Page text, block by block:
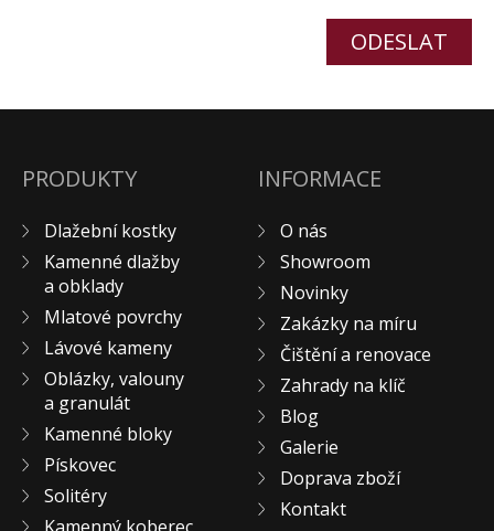
PRODUKTY
Dlažební kostky
Kamenné dlažby
a obklady
Mlatové povrchy
Lávové kameny
Oblázky, valouny
a granulát
Kamenné bloky
Pískovec
Solitéry
INFORMACE
O nás
Showroom
Novinky
Zakázky na míru
Čištění a renovace
Zahrady na klíč
Blog
Galerie
Doprava zboží
Kontakt